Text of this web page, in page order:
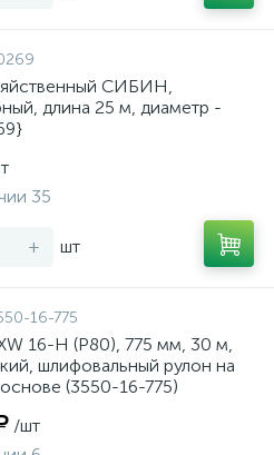
СИБИН,
длина 25 м, диаметр -
35
+ шт
16-775
16-H (Р80), 775 мм, 30 м,
шлифовальный рулон на
(3550-16-775)
/шт